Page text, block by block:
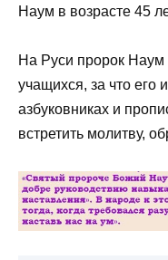
Наум в возрасте 45
На Руси пророк Наум
учащихся, за что его
азбуковниках и
встретить молитву,